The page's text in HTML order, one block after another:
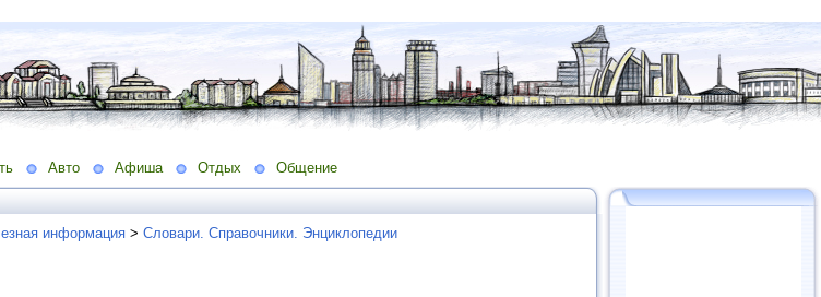
Авто Афиша Отдых Общение
информация > Словари. Справочники. Энциклопедии